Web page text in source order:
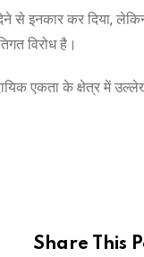
से इनकार कर दिया,
विरोध है।
एकता के क्षेत्र में
Share This